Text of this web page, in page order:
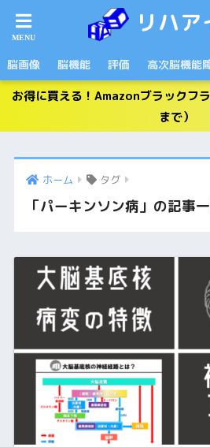
リハア
脳画像 脳機能 評価 高次脳機能
お得に買える！Amazonブラックフ
まで）
ホーム タグ
「パーキンソン病」の記事